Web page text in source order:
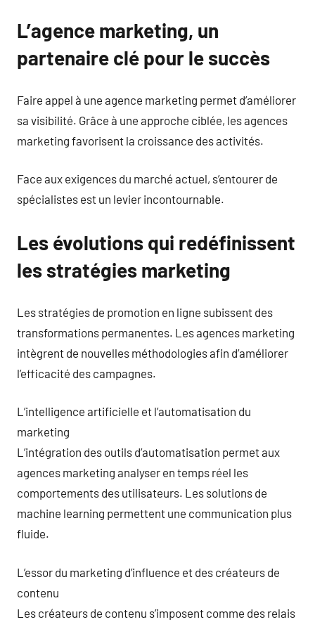
L’agence marketing, un
partenaire clé pour le succès
Faire appel à une agence marketing permet d’améliorer
sa visibilité. Grâce à une approche ciblée, les agences
marketing favorisent la croissance des activités.
Face aux exigences du marché actuel, s’entourer de
spécialistes est un levier incontournable.
Les évolutions qui redéfinissent
les stratégies marketing
Les stratégies de promotion en ligne subissent des
transformations permanentes. Les agences marketing
intègrent de nouvelles méthodologies afin d’améliorer
l’efficacité des campagnes.
L’intelligence artificielle et l’automatisation du
marketing
L’intégration des outils d’automatisation permet aux
agences marketing analyser en temps réel les
comportements des utilisateurs. Les solutions de
machine learning permettent une communication plus
fluide.
L’essor du marketing d’influence et des créateurs de
contenu
Les créateurs de contenu s’imposent comme des relais